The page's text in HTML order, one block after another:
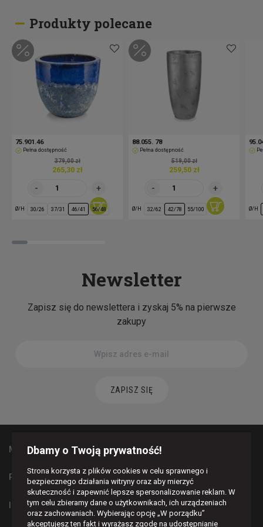
Produkty polecane
75.901.46
Pełna dostępność
379,00 zł
265,30 zł
Ø/H 30/26 37/31 46/41 56/48
88.055. 78
Pełna dostępność
519,00 zł
259,50 zł
Ø/H 32/62 42/78 55/100 Ø/H
Newsletter
Zapisz się do newslettera i zyskaj 5% na pierwsze
zakupy
ZAPISZ SIĘ
MAPA STRONY
PŁATNOŚCI I DOSTAWA
INFORMACJE
Dbamy o Twoją prywatność!
Strona korzysta z plików cookies w celu sprawnego i
bezpiecznego działania witryny oraz aby mierzyć
skuteczność i zapewnić lepsze spersonalizowanie reklam. W
tym celu zbieramy dane o użytkownikach, ich urządzeniach
oraz zachowaniach. Wybierając opcję „W porządku”
akceptujesz ten fakt i wyrażasz zgodę na udostępnianie